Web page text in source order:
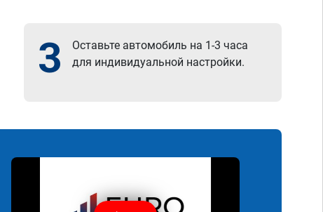
3
Оставьте автомобиль на 1-3 часа
для индивидуальной настройки.